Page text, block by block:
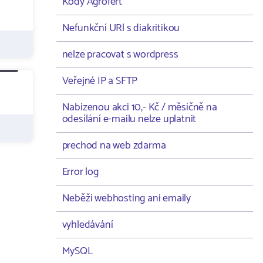
Nefunkční URl s diakritikou
nelze pracovat s wordpress
Veřejné IP a SFTP
Nabízenou akci 10,- Kč / měsíčně na
odesílání e-mailu nelze uplatnit
prechod na web zdarma
Error log
Neběží webhosting ani emaily
vyhledávání
MySQL